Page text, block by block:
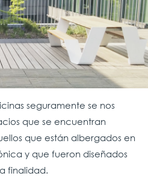
seguramente se nos
que se encuentran
que están albergados en
y que fueron diseñados
finalidad.